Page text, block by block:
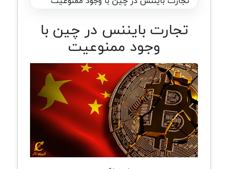
تجارت بایننس در چین با
وجود ممنوعیت